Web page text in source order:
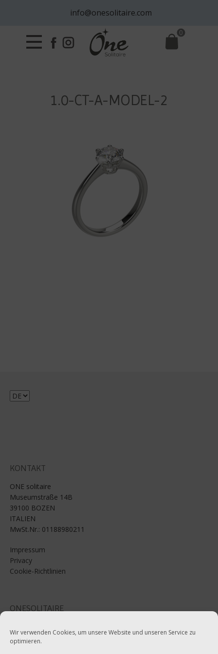
Wir verwenden Cookies, um unsere Website und unseren Service zu
optimieren.
info@onesolitaire.com
0
1.0-CT-A-MODEL-2
Sprache
KONTAKT
ONE solitaire
Museumstraße 14B
39100 BOZEN
ITALIEN
MwSt.Nr.: 01188980211
Impressum
Privacy
Cookie-Richtlinien
ONESOLITAIRE
Tel:+39-0471-970799